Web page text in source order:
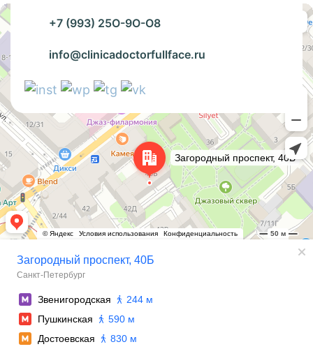
+7 (993) 25O-9O-O8
info@clinicadoctorfullface.ru
Санкт‑Петербург
Загородный проспект, 40Б — Яндекс Карты